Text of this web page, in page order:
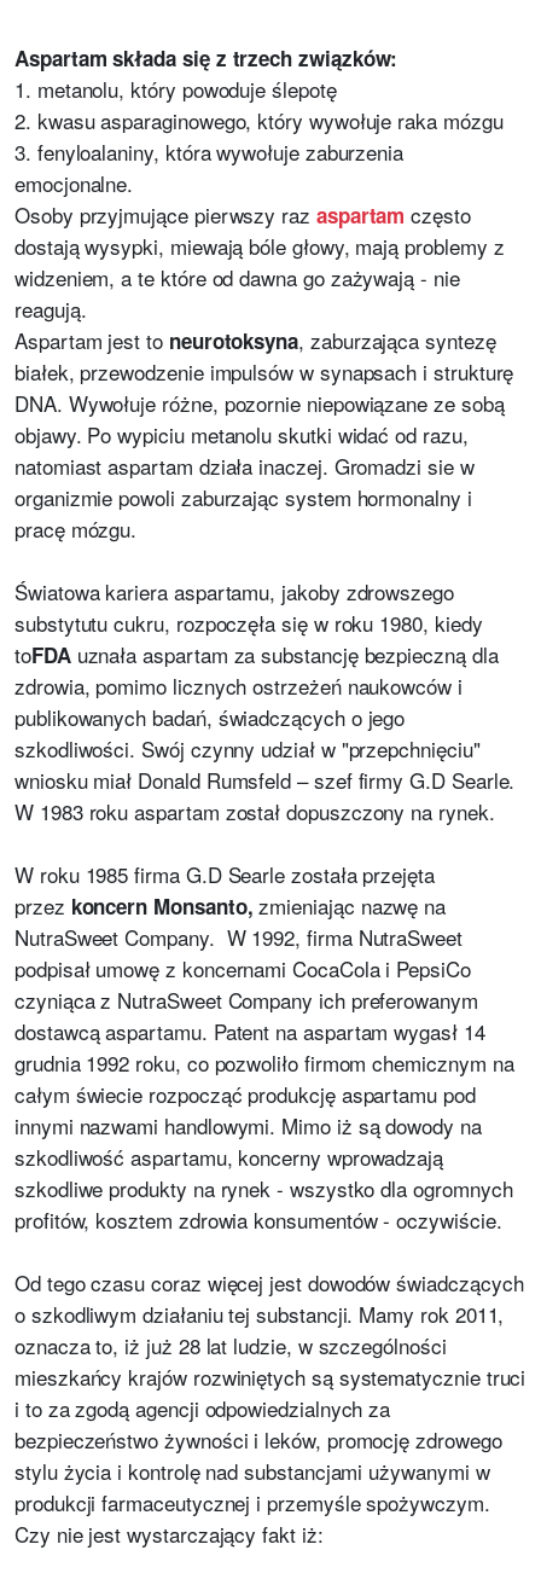
Aspartam składa się z trzech związków:
1. metanolu, który powoduje ślepotę
2. kwasu asparaginowego, który wywołuje raka mózgu
3. fenyloalaniny, która wywołuje zaburzenia
emocjonalne.
Osoby przyjmujące pierwszy raz aspartam często
dostają wysypki, miewają bóle głowy, mają problemy z
widzeniem, a te które od dawna go zażywają - nie
reagują.
Aspartam jest to neurotoksyna, zaburzająca syntezę
białek, przewodzenie impulsów w synapsach i strukturę
DNA. Wywołuje różne, pozornie niepowiązane ze sobą
objawy. Po wypiciu metanolu skutki widać od razu,
natomiast aspartam działa inaczej. Gromadzi sie w
organizmie powoli zaburzając system hormonalny i
pracę mózgu.
Światowa kariera aspartamu, jakoby zdrowszego
substytutu cukru, rozpoczęła się w roku 1980, kiedy
toFDAuznała aspartam za substancję bezpieczną dla
zdrowia, pomimo licznych ostrzeżeń naukowców i
publikowanych badań, świadczących o jego
szkodliwości. Swój czynny udział w "przepchnięciu"
wniosku miał Donald Rumsfeld – szef firmy G.D Searle.
W 1983 roku aspartam został dopuszczony na rynek.
W roku 1985 firma G.D Searle została przejęta
przez koncern Monsanto, zmieniając nazwę na
NutraSweet Company. W 1992, firma NutraSweet
podpisał umowę z koncernami CocaCola i PepsiCo
czyniąca z NutraSweet Company ich preferowanym
dostawcą aspartamu. Patent na aspartam wygasł 14
grudnia 1992 roku, co pozwoliło firmom chemicznym na
całym świecie rozpocząć produkcję aspartamu pod
innymi nazwami handlowymi. Mimo iż są dowody na
szkodliwość aspartamu, koncerny wprowadzają
szkodliwe produkty na rynek - wszystko dla ogromnych
profitów, kosztem zdrowia konsumentów - oczywiście.
Od tego czasu coraz więcej jest dowodów świadczących
o szkodliwym działaniu tej substancji. Mamy rok 2011,
oznacza to, iż już 28 lat ludzie, w szczególności
mieszkańcy krajów rozwiniętych są systematycznie truci
i to za zgodą agencji odpowiedzialnych za
bezpieczeństwo żywności i leków, promocję zdrowego
stylu życia i kontrolę nad substancjami używanymi w
produkcji farmaceutycznej i przemyśle spożywczym.
Czy nie jest wystarczający fakt iż: